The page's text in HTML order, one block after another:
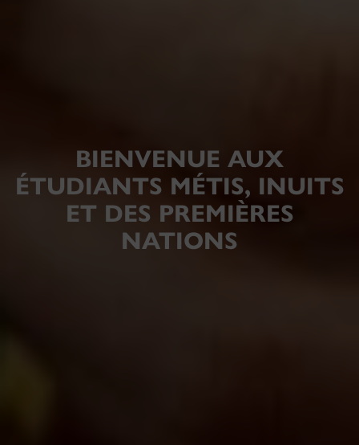
BIENVENUE AUX
ÉTUDIANTS MÉTIS, INUITS
ET DES PREMIÈRES
NATIONS